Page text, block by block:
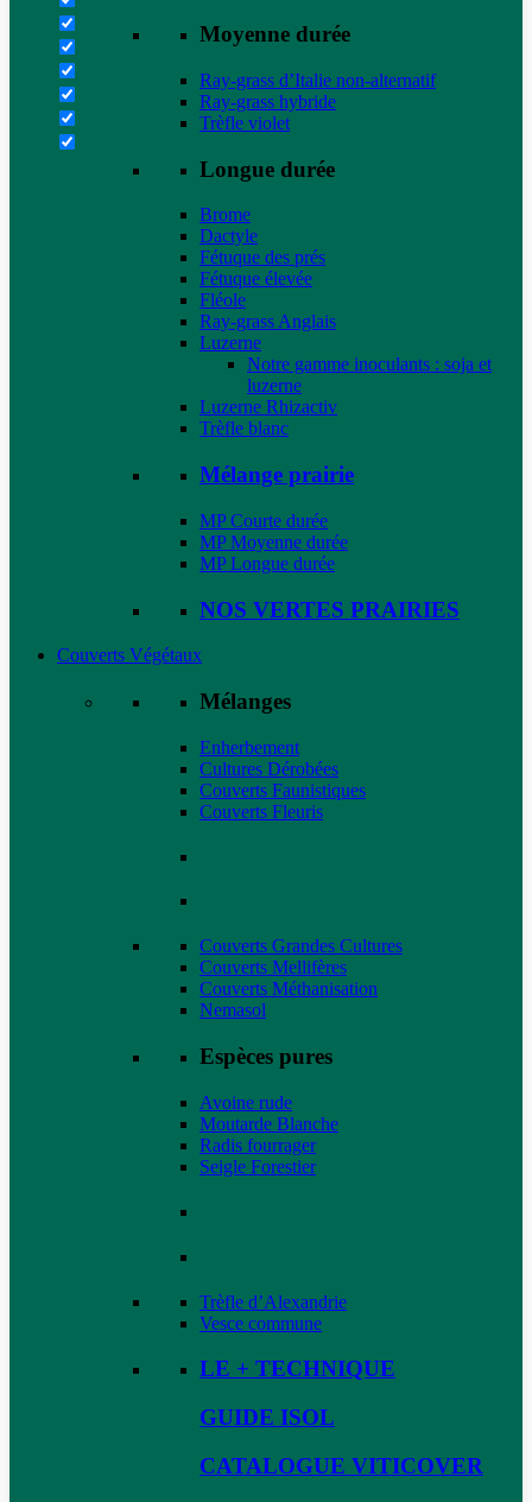
Moyenne durée
Ray-grass d’Italie non-alternatif
Ray-grass hybride
Trèfle violet
Longue durée
Brome
Dactyle
Fétuque des prés
Fétuque élevée
Fléole
Ray-grass Anglais
Luzerne
Notre gamme inoculants : soja et
luzerne
Luzerne Rhizactiv
Trèfle blanc
Mélange prairie
MP Courte durée
MP Moyenne durée
MP Longue durée
NOS VERTES PRAIRIES
Couverts Végétaux
Mélanges
Enherbement
Cultures Dérobées
Couverts Faunistiques
Couverts Fleuris
Couverts Grandes Cultures
Couverts Mellifères
Couverts Méthanisation
Nemasol
Espèces pures
Avoine rude
Moutarde Blanche
Radis fourrager
Seigle Forestier
Trèfle d’Alexandrie
Vesce commune
LE + TECHNIQUE
GUIDE ISOL
CATALOGUE VITICOVER